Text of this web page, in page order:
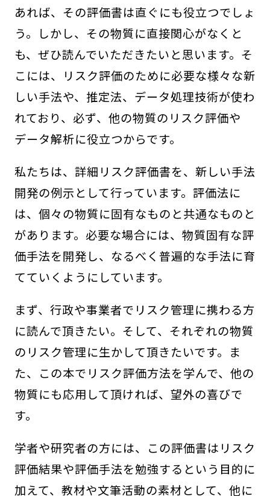
あれば、その評価書は直ぐにも役立つでしょ
う。しかし、その物質に直接関心がなくと
も、ぜひ読んでいただきたいと思います。そ
こには、リスク評価のために必要な様々な新
しい手法や、推定法、データ処理技術が使わ
れており、必ず、他の物質のリスク評価や
データ解析に役立つからです。
私たちは、詳細リスク評価書を、新しい手法
開発の例示として行っています。評価法に
は、個々の物質に固有なものと共通なものと
があります。必要な場合には、物質固有な評
価手法を開発し、なるべく普遍的な手法に育
てていくようにしています。
まず、行政や事業者でリスク管理に携わる方
に読んで頂きたい。そして、それぞれの物質
のリスク管理に生かして頂きたいです。ま
た、この本でリスク評価方法を学んで、他の
物質にも応用して頂ければ、望外の喜びで
す。
学者や研究者の方には、この評価書はリスク
評価結果や評価手法を勉強するという目的に
加えて、教材や文筆活動の素材として、他に